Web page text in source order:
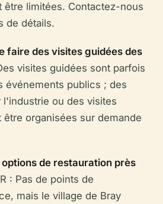
être limitées. Contactez-nous
de détails.
faire des visites guidées des
visites guidées sont parfois
événements publics ; des
ou des visites
organisées sur demande
options de restauration près
R : Pas de points de
mais le village de Bray